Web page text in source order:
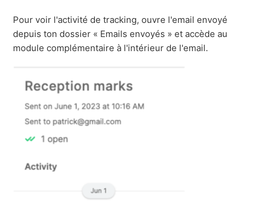
Pour voir l'activité de tracking, ouvre l'email envoyé
depuis ton dossier « Emails envoyés » et accède au
module complémentaire à l'intérieur de l'email.